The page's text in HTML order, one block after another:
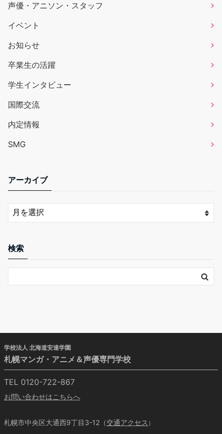
声優・アニソン・スタッフ
イベント
お知らせ
卒業生の活躍
学生インタビュー
国際交流
内定情報
SMG
アーカイブ
検索
学校法人 北海道安達学園
札幌マンガ・アニメ＆声優専門学校
TEL 0120-722-867
お問い合わせはこちらへ
札幌市中央区大通西9丁目3-12（交通アクセス ）